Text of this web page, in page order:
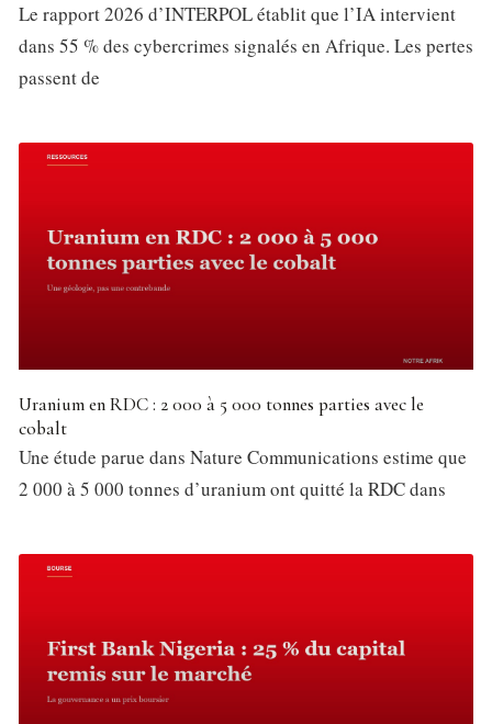
Le rapport 2026 d’INTERPOL établit que l’IA intervient
dans 55 % des cybercrimes signalés en Afrique. Les pertes
passent de
Uranium en RDC : 2 000 à 5 000 tonnes parties avec le
cobalt
Une étude parue dans Nature Communications estime que
2 000 à 5 000 tonnes d’uranium ont quitté la RDC dans